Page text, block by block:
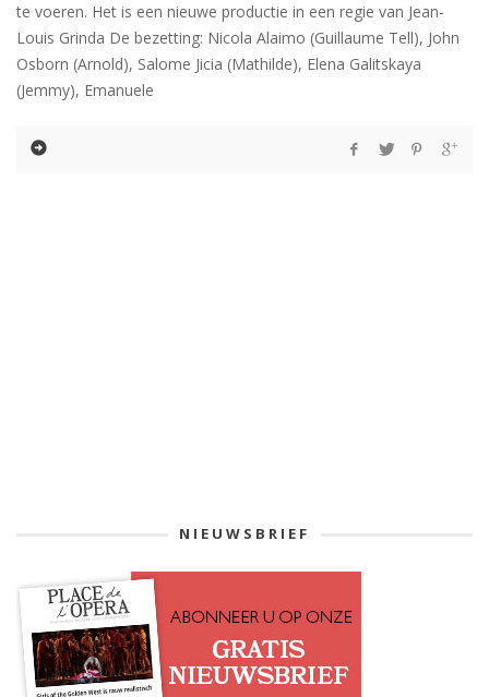
te voeren. Het is een nieuwe productie in een regie van Jean-
Louis Grinda De bezetting: Nicola Alaimo (Guillaume Tell), John
Osborn (Arnold), Salome Jicia (Mathilde), Elena Galitskaya
(Jemmy), Emanuele
NIEUWSBRIEF